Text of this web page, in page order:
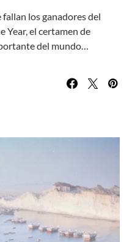
los ganadores del
el certamen de
del mundo…